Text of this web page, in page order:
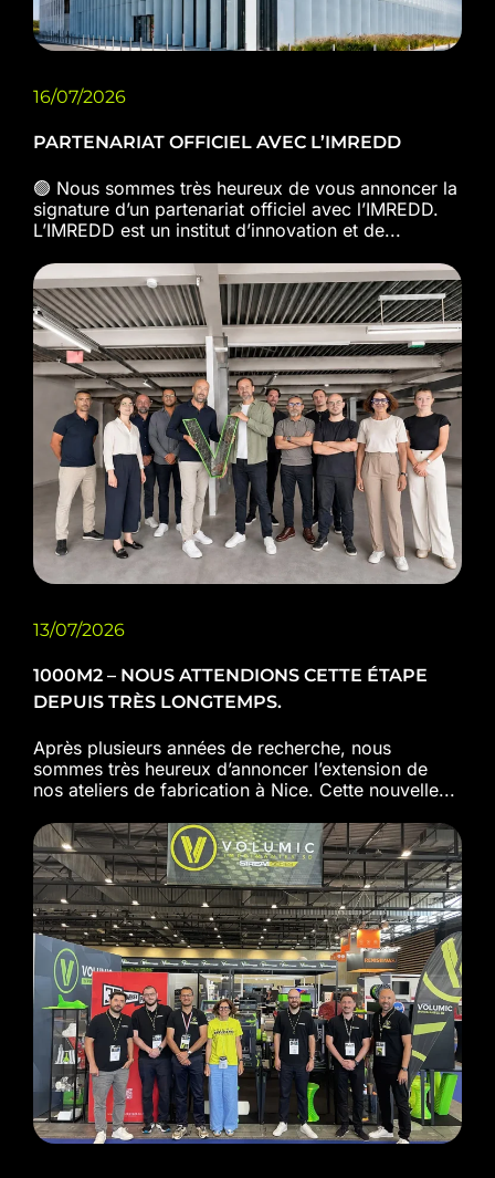
16/07/2026
PARTENARIAT OFFICIEL AVEC L’IMREDD
🟢 Nous sommes très heureux de vous annoncer la
signature d’un partenariat officiel avec l’IMREDD.
L’IMREDD est un institut d’innovation et de...
13/07/2026
1000M2 – NOUS ATTENDIONS CETTE ÉTAPE
DEPUIS TRÈS LONGTEMPS.
Après plusieurs années de recherche, nous
sommes très heureux d’annoncer l’extension de
nos ateliers de fabrication à Nice. Cette nouvelle...